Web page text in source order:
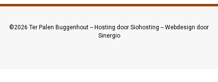
©2026 Ter Palen Buggenhout -- Hosting door Siohosting -- Webdesign door
Sinergio